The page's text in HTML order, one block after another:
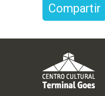
Compartir